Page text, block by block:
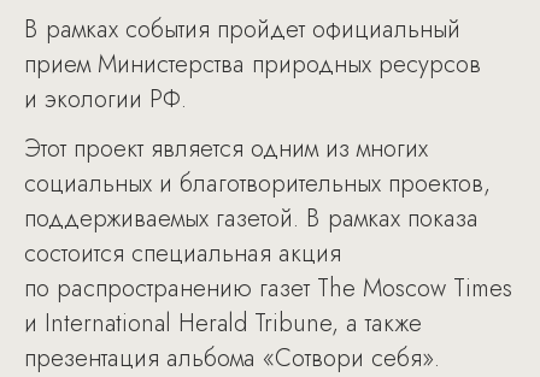
В рамках события пройдет официальный
прием Министерства природных ресурсов
и экологии РФ.
Этот проект является одним из многих
социальных и благотворительных проектов,
поддерживаемых газетой. В рамках показа
состоится специальная акция
по распространению газет The Moscow Times
и International Herald Tribune, а также
презентация альбома «Сотвори себя».